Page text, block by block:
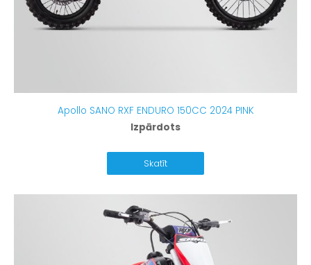
Apollo SANO RXF ENDURO 150CC 2024 PINK
Izpārdots
Skatīt